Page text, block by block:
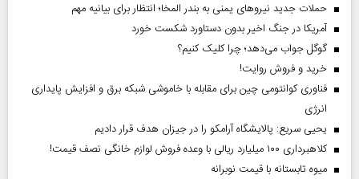
حملات جدید نیروهای یمنی به بندر المخا؛ انتظار برای بیانیه مهم
آمریکا در جنگ اخیر بدون دستاورد شکست خورد
گوگل جواب می‌دهد؛ چرا کلیک کنیم؟
خرید و فروش روایت!
فناوری کوانتومی چین برای مقابله با خاموشی شبکه برق و افزایش پایداری
انرژی
یحیی سریع: پالایشگاه آرامکو را در جیزان هدف قرار دادیم
کلاهبرداری ۱۰۰ میلیارد ریالی با وعده فروش لوازم خانگی نصف قیمت!
میوه تابستانه با قیمت نوبرانه